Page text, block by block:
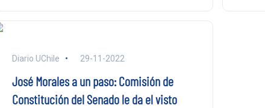
Diario UChile 29-11-2022
José Morales a un paso: Comisión de
Constitución del Senado le da el visto